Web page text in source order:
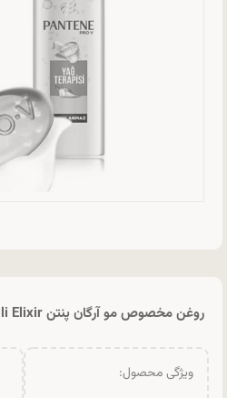
روغن مخصوص مو آرگان پنتن Pantene Argan Yagli Elixir
ویژگی محصول: